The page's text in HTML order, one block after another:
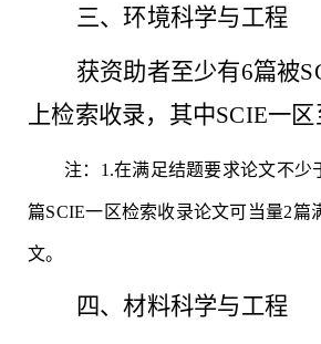
三、环境科学与工程
获资助者至少有6篇被
上检索收录，其中SCIE一区
注： 1.在满足结题要求论文不少
篇SCIE一区检索收录论文可当量2篇
文。
四、材料科学与工程